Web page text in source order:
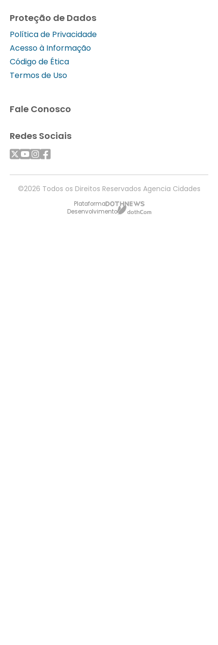
Proteção de Dados
Política de Privacidade
Acesso à Informação
Código de Ética
Termos de Uso
Fale Conosco
Redes Sociais
©2026 Todos os Direitos Reservados Agencia Cidades
Plataforma
Desenvolvimento